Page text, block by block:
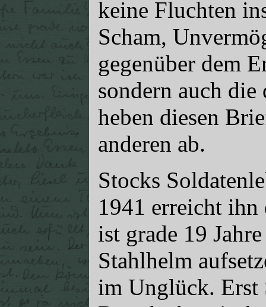
keine Fluchten
Scham,
gegenüber dem
sondern auch
heben diesen
anderen ab.
Stocks
1941 erreicht
ist grade 19
Stahlhelm
im Unglück. Erst